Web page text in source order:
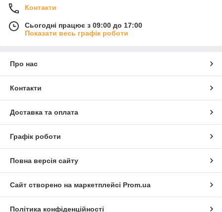
Контакти
Сьогодні працює з 09:00 до 17:00
Показати весь графік роботи
Про нас
Контакти
Доставка та оплата
Графік роботи
Повна версія сайту
Сайт створено на маркетплейсі Prom.ua
Політика конфіденційності